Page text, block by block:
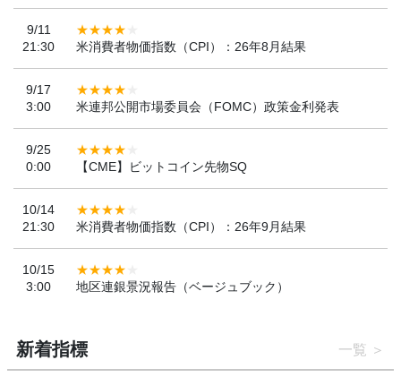
9/11
21:30
米消費者物価指数（CPI）：26年8月結果
9/17
3:00
米連邦公開市場委員会（FOMC）政策金利発表
9/25
0:00
【CME】ビットコイン先物SQ
10/14
21:30
米消費者物価指数（CPI）：26年9月結果
10/15
3:00
地区連銀景況報告（ベージュブック）
新着指標 一覧